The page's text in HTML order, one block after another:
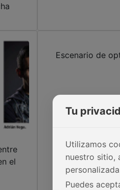
el
Escenario de
Tu
Utilizamos
nuestro sitio,
Puedes